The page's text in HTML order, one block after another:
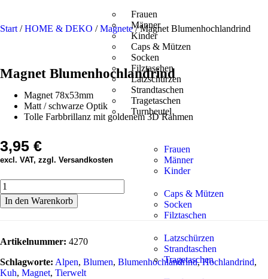
Frauen
Männer
Kinder
Caps & Mützen
Socken
Filztaschen
Latzschürzen
Strandtaschen
Tragetaschen
Turnbeutel
Frauen
Männer
Kinder
Caps & Mützen
Socken
Filztaschen
Latzschürzen
Strandtaschen
Tragetaschen
Start /HOME & DEKO /Magnete/ Magnet Blumenhochlandrind
Magnet Blumenhochlandrind
Magnet 78x53mm
Matt / schwarze Optik
Tolle Farbbrillanz mit goldenem 3D Rahmen
3,95 €
excl. VAT, zzgl. Versandkosten
In den Warenkorb
Artikelnummer: 4270
Schlagworte: Alpen, Blumen, Blumenhochlandrind,Hochlandrind,
Kuh, Magnet, Tierwelt